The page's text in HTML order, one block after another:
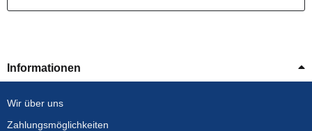
Informationen
Wir über uns
Zahlungsmöglichkeiten